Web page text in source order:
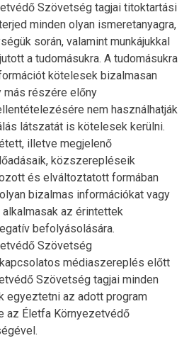
Szövetség tagjai titoktartási
minden olyan ismeretanyagra,
során, valamint munkájukkal
a tudomásukra. A tudomásukra
kötelesek bizalmasan
más részére előny
nem használhatják
látszatát is kötelesek kerülni.
illetve megjelenő
közszerepléseik
és elváltoztatott formában
bizalmas információkat vagy
az érintettek
befolyásolására.
Szövetség
médiaszereplés előtt
Szövetség tagjai minden
egyeztetni az adott program
az Életfa Környezetvédő